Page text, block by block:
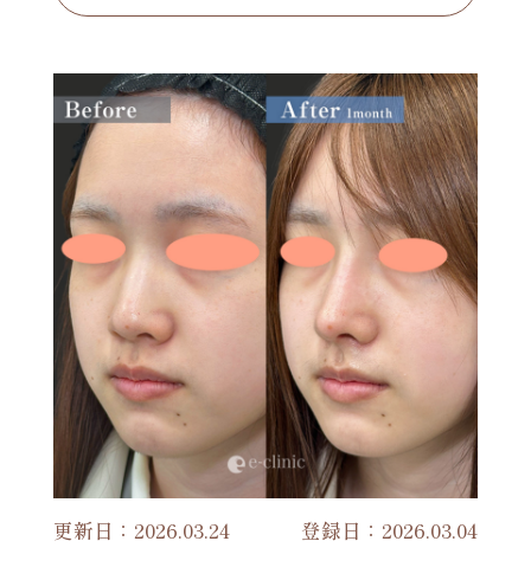
更新日：2026.03.24 登録日：2026.03.04